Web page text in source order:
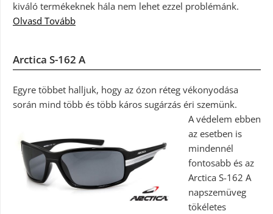
kiváló termékeknek hála nem lehet ezzel problémánk.
Olvasd Tovább
Arctica S-162 A
Egyre többet halljuk, hogy az ózon réteg vékonyodása
során mind több és több káros sugárzás éri szemünk.
A védelem ebben
az esetben is
mindennél
fontosabb és az
Arctica S-162 A
napszemüveg
tökéletes